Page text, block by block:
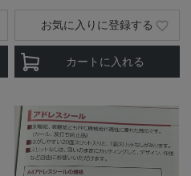
カートに入れる
お気に入りに登録する